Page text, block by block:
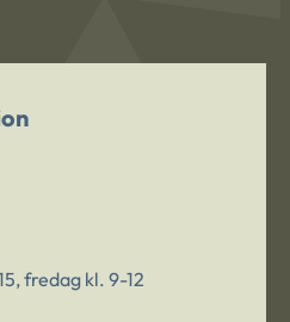
fredag kl. 9-12